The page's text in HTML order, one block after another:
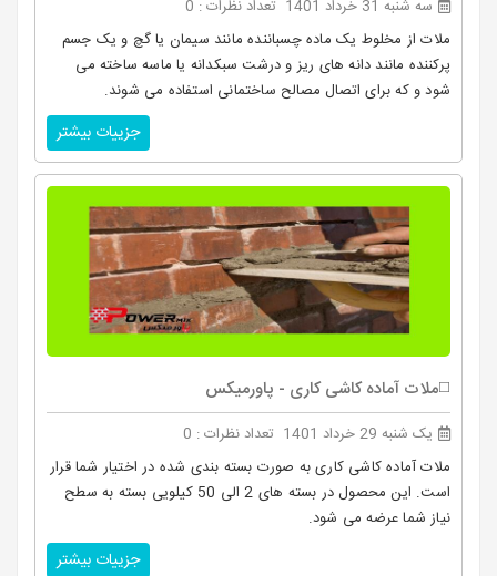
سه شنبه 31 خرداد 1401
تعداد نظرات : 0
ملات از مخلوط یک ماده چسباننده مانند سیمان یا گچ و یک جسم
پرکننده مانند دانه های ریز و درشت سبکدانه یا ماسه ساخته می
شود و که برای اتصال مصالح ساختمانی استفاده می شوند.
جزییات بیشتر
◻️ملات آماده کاشی کاری - پاورمیکس
یک شنبه 29 خرداد 1401
تعداد نظرات : 0
ملات آماده کاشی کاری به صورت بسته بندی شده در اختیار شما قرار
است. این محصول در بسته های 2 الی 50 کیلویی بسته به سطح
نیاز شما عرضه می شود.
جزییات بیشتر